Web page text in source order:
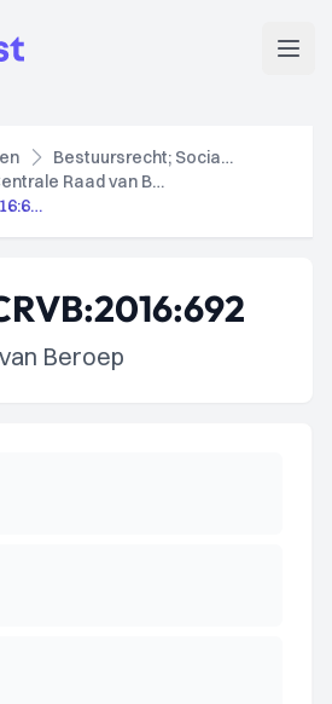
Bestuursrecht; Socialezekerheidsrecht
Centrale Raad van Beroep
ECLI:NL:CRVB:2016:692
Beroep